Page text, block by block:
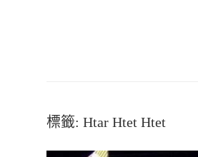
標籤: Htar Htet Htet